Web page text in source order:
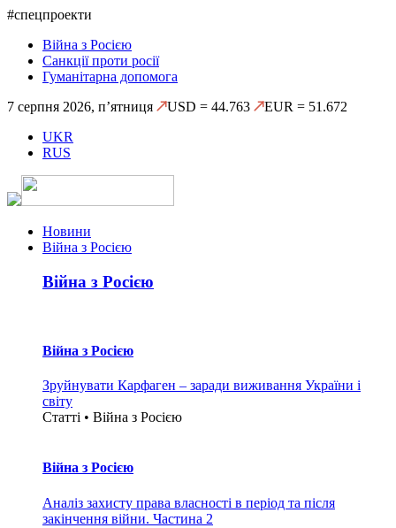
#спецпроекти
Війна з Росією
Санкції проти росії
Гуманітарна допомога
7 серпня 2026, п’ятниця
USD = 44.763
EUR = 51.672
UKR
RUS
Новини
Війна з Росією
Війна з Росією
Війна з Росією
Зруйнувати Карфаген – заради виживання України і
світу
Статті • Війна з Росією
Війна з Росією
Аналіз захисту права власності в період та після
закінчення війни. Частина 2